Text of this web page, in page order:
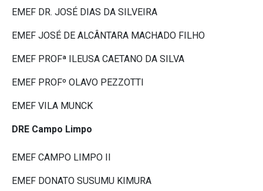
EMEF DR. JOSÉ DIAS DA SILVEIRA
EMEF JOSÉ DE ALCÂNTARA MACHADO FILHO
EMEF PROFª ILEUSA CAETANO DA SILVA
EMEF PROFº OLAVO PEZZOTTI
EMEF VILA MUNCK
DRE Campo Limpo
EMEF CAMPO LIMPO II
EMEF DONATO SUSUMU KIMURA